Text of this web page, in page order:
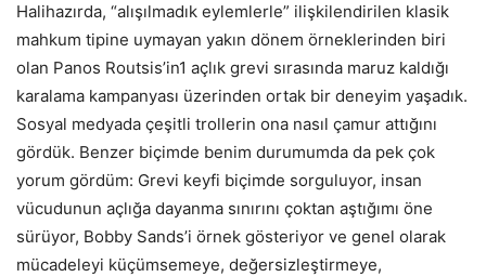
Halihazırda, “alışılmadık eylemlerle” ilişkilendirilen klasik
mahkum tipine uymayan yakın dönem örneklerinden biri
olan Panos Routsis’in1 açlık grevi sırasında maruz kaldığı
karalama kampanyası üzerinden ortak bir deneyim yaşadık.
Sosyal medyada çeşitli trollerin ona nasıl çamur attığını
gördük. Benzer biçimde benim durumumda da pek çok
yorum gördüm: Grevi keyfi biçimde sorguluyor, insan
vücudunun açlığa dayanma sınırını çoktan aştığımı öne
sürüyor, Bobby Sands’i örnek gösteriyor ve genel olarak
mücadeleyi küçümsemeye, değersizleştirmeye,